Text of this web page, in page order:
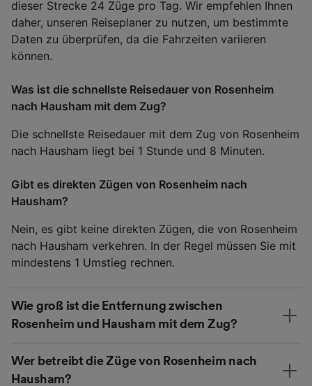
dieser Strecke 24 Züge pro Tag. Wir empfehlen Ihnen
daher, unseren Reiseplaner zu nutzen, um bestimmte
Daten zu überprüfen, da die Fahrzeiten variieren
können.
Was ist die schnellste Reisedauer von Rosenheim
nach Hausham mit dem Zug?
Die schnellste Reisedauer mit dem Zug von Rosenheim
nach Hausham liegt bei 1 Stunde und 8 Minuten.
Gibt es direkten Zügen von Rosenheim nach
Hausham?
Nein, es gibt keine direkten Zügen, die von Rosenheim
nach Hausham verkehren. In der Regel müssen Sie mit
mindestens 1 Umstieg rechnen.
Wie groß ist die Entfernung zwischen
Rosenheim und Hausham mit dem Zug?
Wer betreibt die Züge von Rosenheim nach
Hausham?